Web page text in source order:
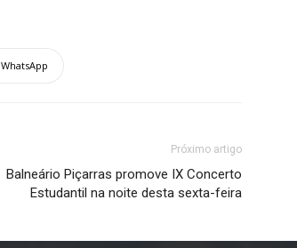
WhatsApp
Próximo artigo
Balneário Piçarras promove IX Concerto
Estudantil na noite desta sexta-feira